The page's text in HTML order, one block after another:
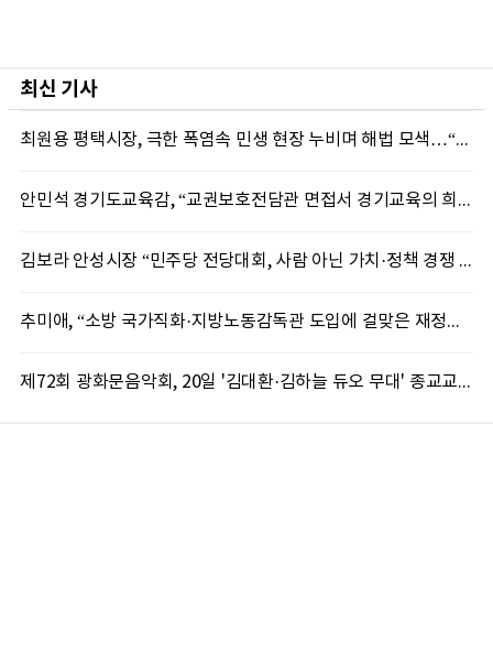
최신 기사
최원용 평택시장, 극한 폭염속 민생 현장 누비며 해법 모색…“현장에 답 있다”
안민석 경기도교육감, “교권보호전담관 면접서 경기교육의 희망 봤다”
김보라 안성시장 “민주당 전당대회, 사람 아닌 가치·정책 경쟁 돼야”
추미애, “소방 국가직화·지방노동감독관 도입에 걸맞은 재정체계 완성해야”
제72회 광화문음악회, 20일 '김대환·김하늘 듀오 무대' 종교교회서 무료 개최